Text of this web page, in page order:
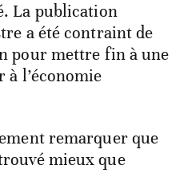
La publication
a été contraint de
pour mettre fin à une
à l’économie
remarquer que
mieux que